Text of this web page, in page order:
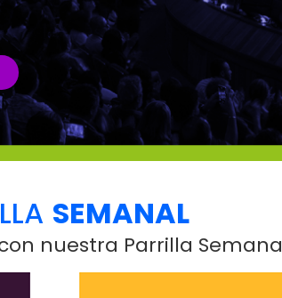
SEMANAL
nuestra Parrilla